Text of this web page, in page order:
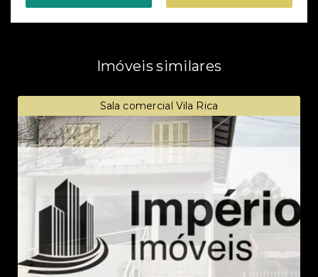
Imóveis similares
Sala comercial Vila Rica